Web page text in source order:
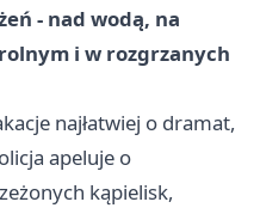
- nad wodą, na
i w rozgrzanych
najłatwiej o dramat,
apeluje o
kąpielisk,